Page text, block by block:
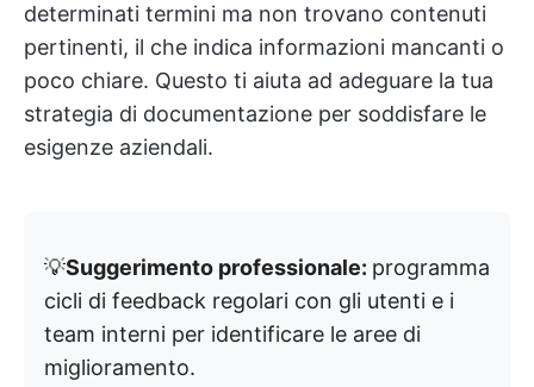
determinati termini ma non trovano contenuti
pertinenti, il che indica informazioni mancanti o
poco chiare. Questo ti aiuta ad adeguare la tua
strategia di documentazione per soddisfare le
esigenze aziendali.
💡Suggerimento professionale: programma
cicli di feedback regolari con gli utenti e i
team interni per identificare le aree di
miglioramento.